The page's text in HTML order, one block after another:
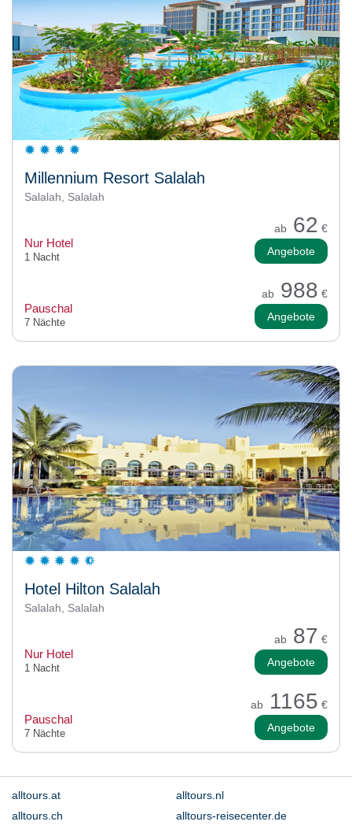
Millennium Resort Salalah
Salalah, Salalah
ab 62 €
Nur Hotel
1 Nacht Angebote
ab 988 €
Pauschal
7 Nächte Angebote
Hotel Hilton Salalah
Salalah, Salalah
ab 87 €
Nur Hotel
1 Nacht Angebote
ab 1165 €
Pauschal
7 Nächte Angebote
alltours.at
alltours.nl
alltours.ch
alltours-reisecenter.de